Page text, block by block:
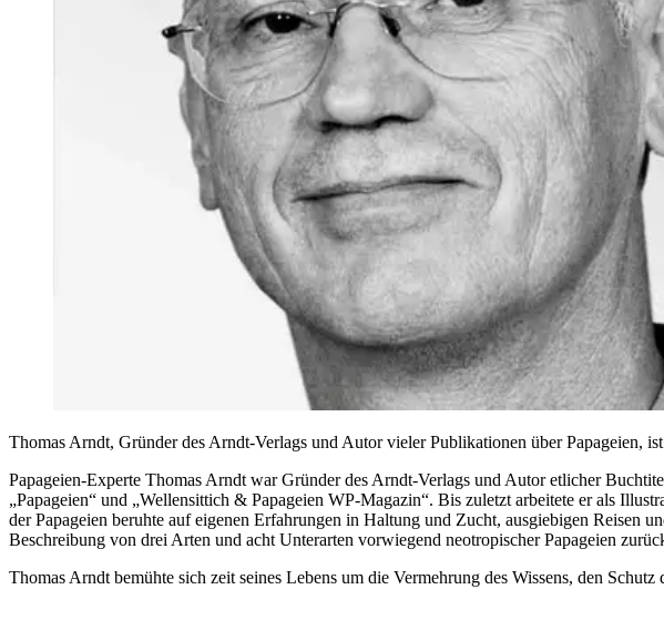
Thomas Arndt, Gründer des Arndt-Verlags und Autor vieler Publikationen über Papageien,
Papageien-Experte Thomas Arndt war Gründer des Arndt-Verlags und Autor etlicher
„Papageien“ und „Wellensittich & Papageien WP-Magazin“. Bis zuletzt arbeitete er als
der Papageien beruhte auf eigenen Erfahrungen in Haltung und Zucht, ausgiebigen
Beschreibung von drei Arten und acht Unterarten vorwiegend neotropischer Papageien
Thomas Arndt bemühte sich zeit seines Lebens um die Vermehrung des Wissens, den